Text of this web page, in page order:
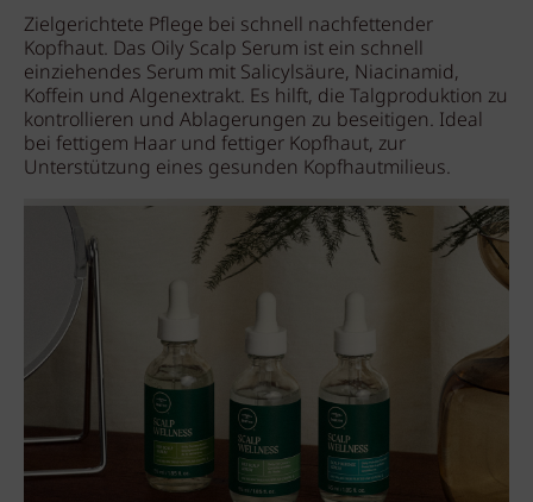
Zielgerichtete Pflege bei schnell nachfettender
Kopfhaut. Das Oily Scalp Serum ist ein schnell
einziehendes Serum mit Salicylsäure, Niacinamid,
Koffein und Algenextrakt. Es hilft, die Talgproduktion zu
kontrollieren und Ablagerungen zu beseitigen. Ideal
bei fettigem Haar und fettiger Kopfhaut, zur
Unterstützung eines gesunden Kopfhautmilieus.